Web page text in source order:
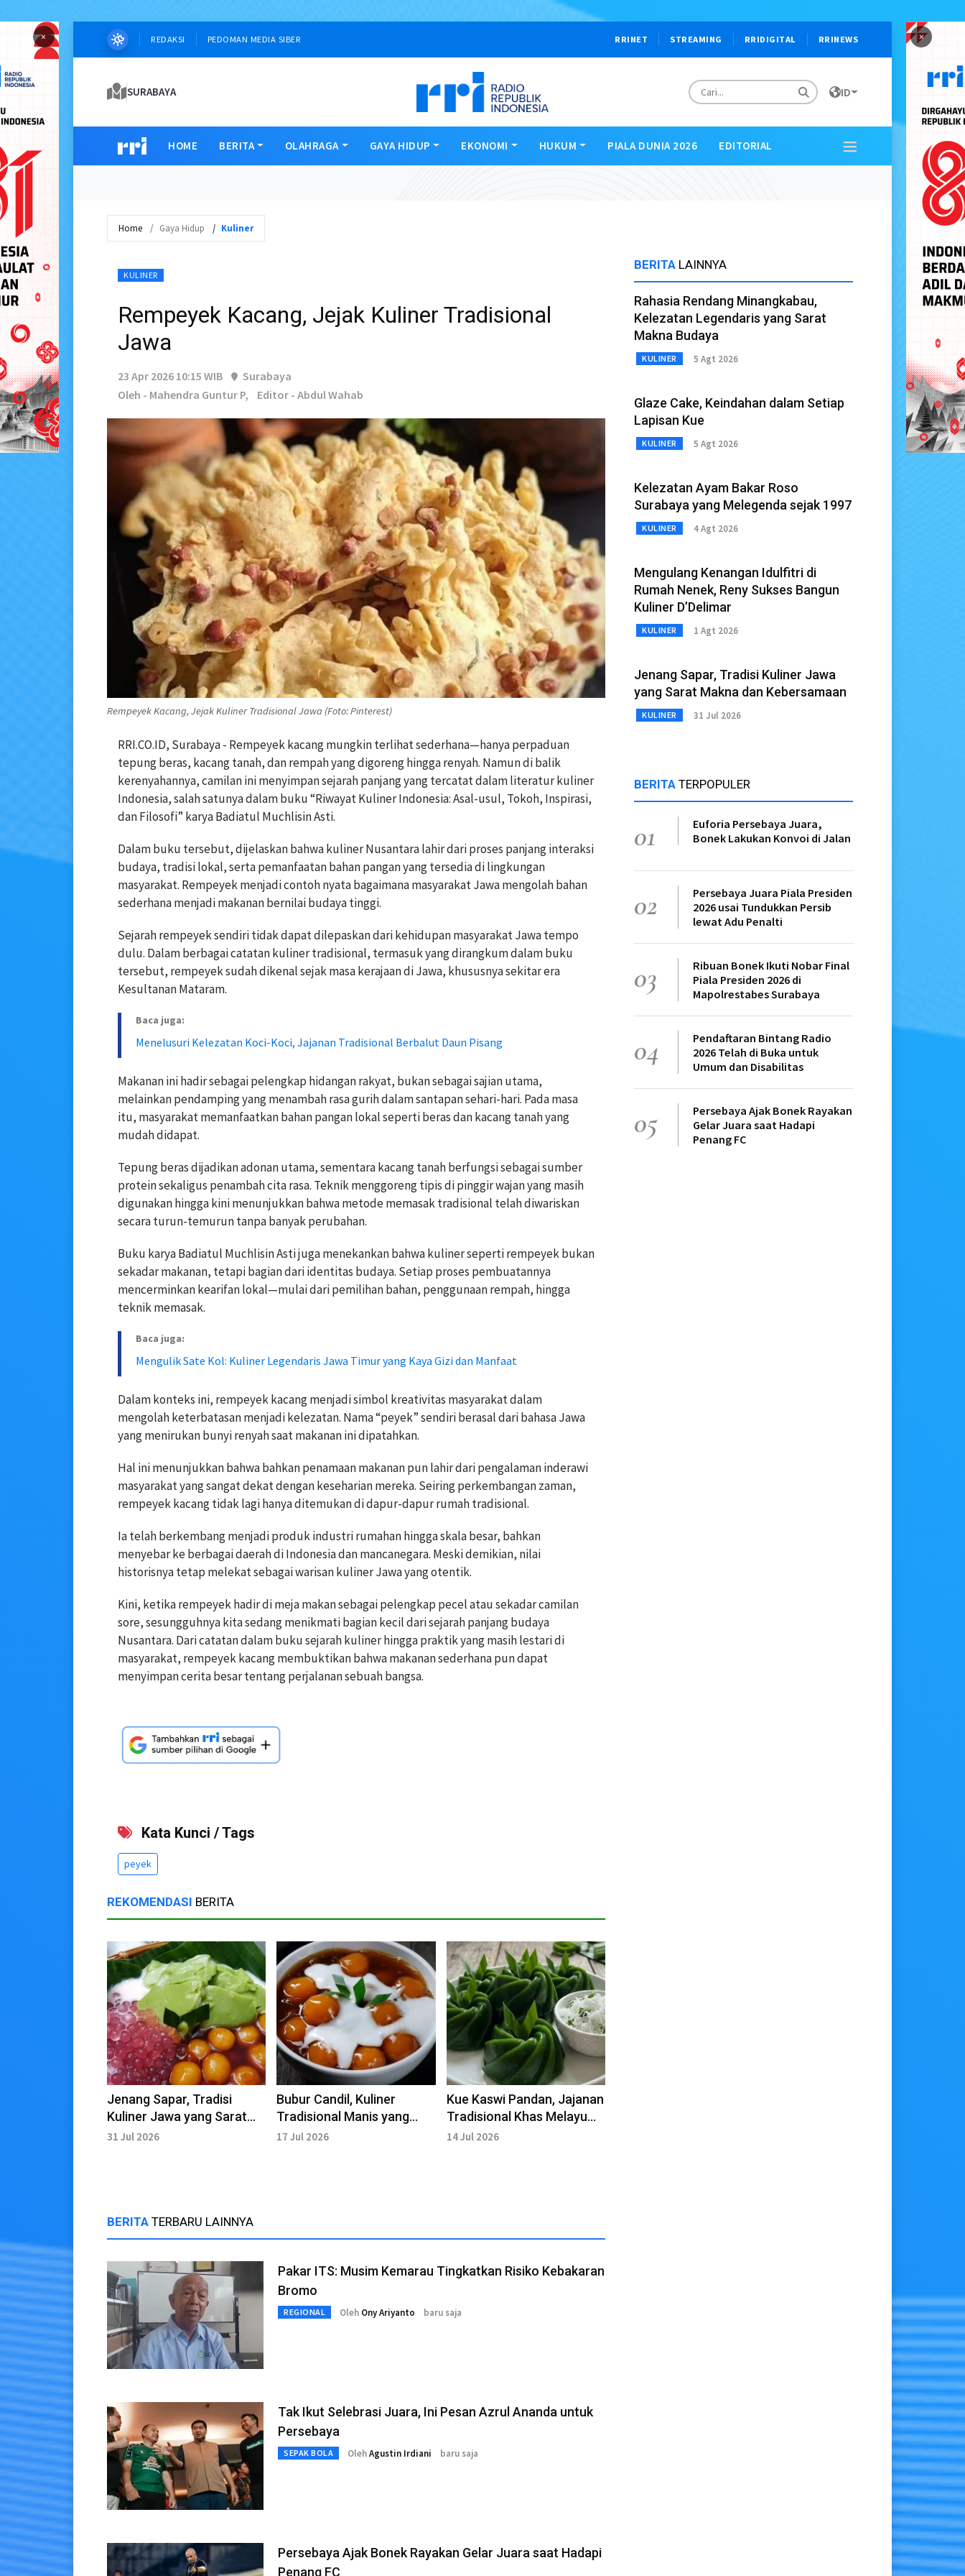
× ×
REDAKSI PEDOMAN MEDIA SIBER RRINET STREAMING RRIDIGITAL RRINEWS
SURABAYA ID
HOME BERITA OLAHRAGA GAYA HIDUP EKONOMI HUKUM PIALA DUNIA 2026 EDITORIAL
Home Gaya Hidup Kuliner
KULINER
Rempeyek Kacang, Jejak Kuliner Tradisional
Jawa
23 Apr 2026 10:15 WIB
Surabaya
Oleh - Mahendra Guntur P,
Editor - Abdul Wahab
Rempeyek Kacang, Jejak Kuliner Tradisional Jawa (Foto: Pinterest)
RRI.CO.ID, Surabaya - Rempeyek kacang mungkin terlihat sederhana—hanya perpaduan
tepung beras, kacang tanah, dan rempah yang digoreng hingga renyah. Namun di balik
kerenyahannya, camilan ini menyimpan sejarah panjang yang tercatat dalam literatur kuliner
Indonesia, salah satunya dalam buku “Riwayat Kuliner Indonesia: Asal-usul, Tokoh, Inspirasi,
dan Filosofi” karya Badiatul Muchlisin Asti.
Dalam buku tersebut, dijelaskan bahwa kuliner Nusantara lahir dari proses panjang interaksi
budaya, tradisi lokal, serta pemanfaatan bahan pangan yang tersedia di lingkungan
masyarakat. Rempeyek menjadi contoh nyata bagaimana masyarakat Jawa mengolah bahan
sederhana menjadi makanan bernilai budaya tinggi.
Sejarah rempeyek sendiri tidak dapat dilepaskan dari kehidupan masyarakat Jawa tempo
dulu. Dalam berbagai catatan kuliner tradisional, termasuk yang dirangkum dalam buku
tersebut, rempeyek sudah dikenal sejak masa kerajaan di Jawa, khususnya sekitar era
Kesultanan Mataram.
Baca juga:
Menelusuri Kelezatan Koci-Koci, Jajanan Tradisional Berbalut Daun Pisang
Makanan ini hadir sebagai pelengkap hidangan rakyat, bukan sebagai sajian utama,
melainkan pendamping yang menambah rasa gurih dalam santapan sehari-hari. Pada masa
itu, masyarakat memanfaatkan bahan pangan lokal seperti beras dan kacang tanah yang
mudah didapat.
Tepung beras dijadikan adonan utama, sementara kacang tanah berfungsi sebagai sumber
protein sekaligus penambah cita rasa. Teknik menggoreng tipis di pinggir wajan yang masih
digunakan hingga kini menunjukkan bahwa metode memasak tradisional telah diwariskan
secara turun-temurun tanpa banyak perubahan.
Buku karya Badiatul Muchlisin Asti juga menekankan bahwa kuliner seperti rempeyek bukan
sekadar makanan, tetapi bagian dari identitas budaya. Setiap proses pembuatannya
mencerminkan kearifan lokal—mulai dari pemilihan bahan, penggunaan rempah, hingga
teknik memasak.
Baca juga:
Mengulik Sate Kol: Kuliner Legendaris Jawa Timur yang Kaya Gizi dan Manfaat
Dalam konteks ini, rempeyek kacang menjadi simbol kreativitas masyarakat dalam
mengolah keterbatasan menjadi kelezatan. Nama “peyek” sendiri berasal dari bahasa Jawa
yang menirukan bunyi renyah saat makanan ini dipatahkan.
Hal ini menunjukkan bahwa bahkan penamaan makanan pun lahir dari pengalaman inderawi
masyarakat yang sangat dekat dengan keseharian mereka. Seiring perkembangan zaman,
rempeyek kacang tidak lagi hanya ditemukan di dapur-dapur rumah tradisional.
Ia telah berkembang menjadi produk industri rumahan hingga skala besar, bahkan
menyebar ke berbagai daerah di Indonesia dan mancanegara. Meski demikian, nilai
historisnya tetap melekat sebagai warisan kuliner Jawa yang otentik.
Kini, ketika rempeyek hadir di meja makan sebagai pelengkap pecel atau sekadar camilan
sore, sesungguhnya kita sedang menikmati bagian kecil dari sejarah panjang budaya
Nusantara. Dari catatan dalam buku sejarah kuliner hingga praktik yang masih lestari di
masyarakat, rempeyek kacang membuktikan bahwa makanan sederhana pun dapat
menyimpan cerita besar tentang perjalanan sebuah bangsa.
Kata Kunci / Tags
peyek
REKOMENDASI BERITA
Jenang Sapar, Tradisi
Kuliner Jawa yang Sarat
Makna dan Kebersamaan
31 Jul 2026
Bubur Candil, Kuliner
Tradisional Manis yang
Kaya Cita Rasa
17 Jul 2026
Kue Kaswi Pandan, Jajanan
Tradisional Khas Melayu
yang Kenyal, Lembut dan
14 Jul 2026
BERITA TERBARU LAINNYA
Pakar ITS: Musim Kemarau Tingkatkan Risiko Kebakaran
Bromo
REGIONAL Oleh Ony Ariyanto baru saja
Tak Ikut Selebrasi Juara, Ini Pesan Azrul Ananda untuk
Persebaya
SEPAK BOLA OlehAgustin Irdiani baru saja
Persebaya Ajak Bonek Rayakan Gelar Juara saat Hadapi
Penang FC
BERITA LAINNYA
Rahasia Rendang Minangkabau,
Kelezatan Legendaris yang Sarat
Makna Budaya
KULINER 5 Agt 2026
Glaze Cake, Keindahan dalam Setiap
Lapisan Kue
KULINER 5 Agt 2026
Kelezatan Ayam Bakar Roso
Surabaya yang Melegenda sejak 1997
KULINER 4 Agt 2026
Mengulang Kenangan Idulfitri di
Rumah Nenek, Reny Sukses Bangun
Kuliner D’Delimar
KULINER 1 Agt 2026
Jenang Sapar, Tradisi Kuliner Jawa
yang Sarat Makna dan Kebersamaan
KULINER 31 Jul 2026
BERITA TERPOPULER
01
Euforia Persebaya Juara,
Bonek Lakukan Konvoi di Jalan
02
Persebaya Juara Piala Presiden
2026 usai Tundukkan Persib
lewat Adu Penalti
03
Ribuan Bonek Ikuti Nobar Final
Piala Presiden 2026 di
Mapolrestabes Surabaya
04
Pendaftaran Bintang Radio
2026 Telah di Buka untuk
Umum dan Disabilitas
05
Persebaya Ajak Bonek Rayakan
Gelar Juara saat Hadapi
Penang FC